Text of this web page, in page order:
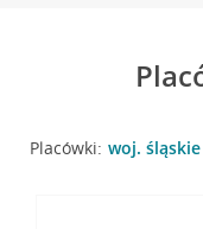
Placówki: woj. śląskie